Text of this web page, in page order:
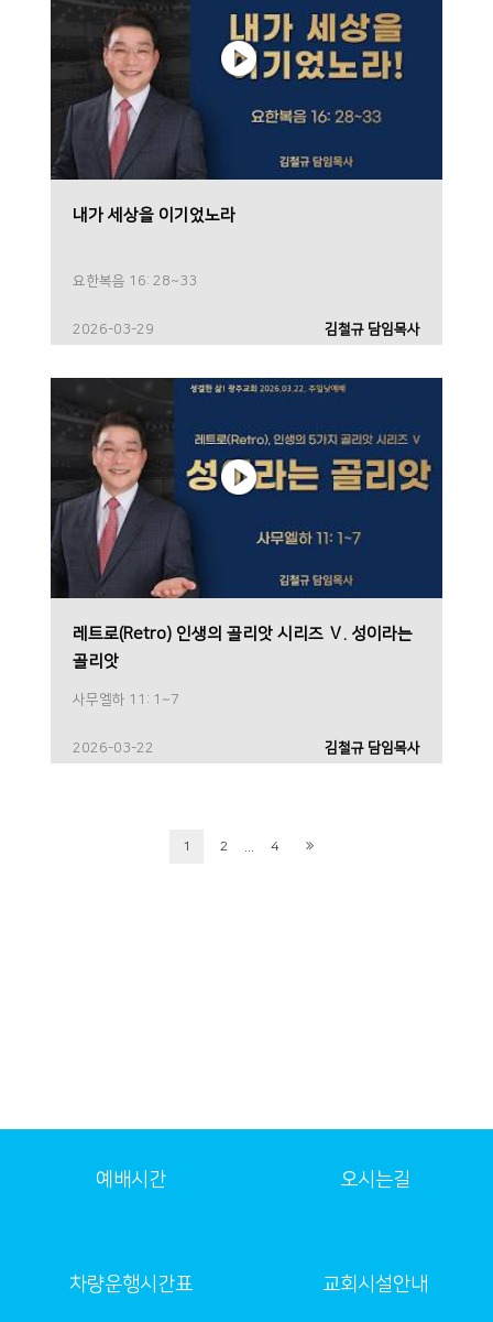
내가 세상을 이기었노라
요한복음 16: 28~33
2026-03-29 김철규 담임목사
레트로(Retro) 인생의 골리앗 시리즈 Ⅴ. 성이라는
골리앗
사무엘하 11: 1~7
2026-03-22 김철규 담임목사
1 2 4
예배시간 오시는길
차량운행시간표 교회시설안내